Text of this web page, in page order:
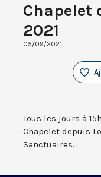
Chapelet
2021
05/09/2021
Tous les jours à
Chapelet depuis
Sanctuaires.